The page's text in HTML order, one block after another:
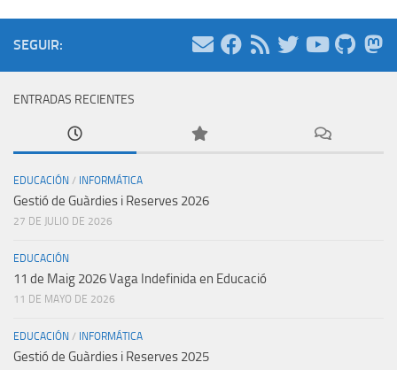
SEGUIR:
ENTRADAS RECIENTES
EDUCACIÓN / INFORMÁTICA
Gestió de Guàrdies i Reserves 2026
27 DE JULIO DE 2026
EDUCACIÓN
11 de Maig 2026 Vaga Indefinida en Educació
11 DE MAYO DE 2026
EDUCACIÓN / INFORMÁTICA
Gestió de Guàrdies i Reserves 2025